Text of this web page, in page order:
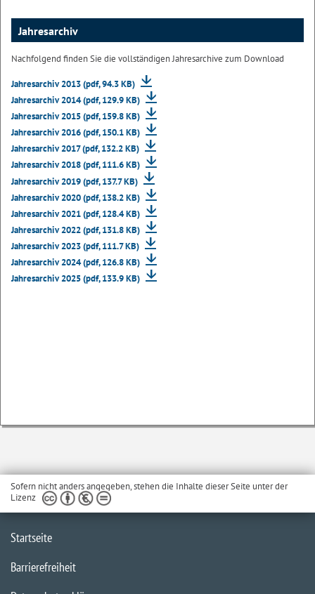
Jahresarchiv
Nachfolgend finden Sie die vollständigen Jahresarchive zum Download
Jahresarchiv 2013 (pdf, 94.3 KB)
Jahresarchiv 2014 (pdf, 129.9 KB)
Jahresarchiv 2015 (pdf, 159.8 KB)
Jahresarchiv 2016 (pdf, 150.1 KB)
Jahresarchiv 2017 (pdf, 132.2 KB)
Jahresarchiv 2018 (pdf, 111.6 KB)
Jahresarchiv 2019 (pdf, 137.7 KB)
Jahresarchiv 2020 (pdf, 138.2 KB)
Jahresarchiv 2021 (pdf, 128.4 KB)
Jahresarchiv 2022 (pdf, 131.8 KB)
Jahresarchiv 2023 (pdf, 111.7 KB)
Jahresarchiv 2024 (pdf, 126.8 KB)
Jahresarchiv 2025 (pdf, 133.9 KB)
Sofern nicht anders angegeben, stehen die Inhalte dieser Seite unter der
Lizenz
Startseite
Barrierefreiheit